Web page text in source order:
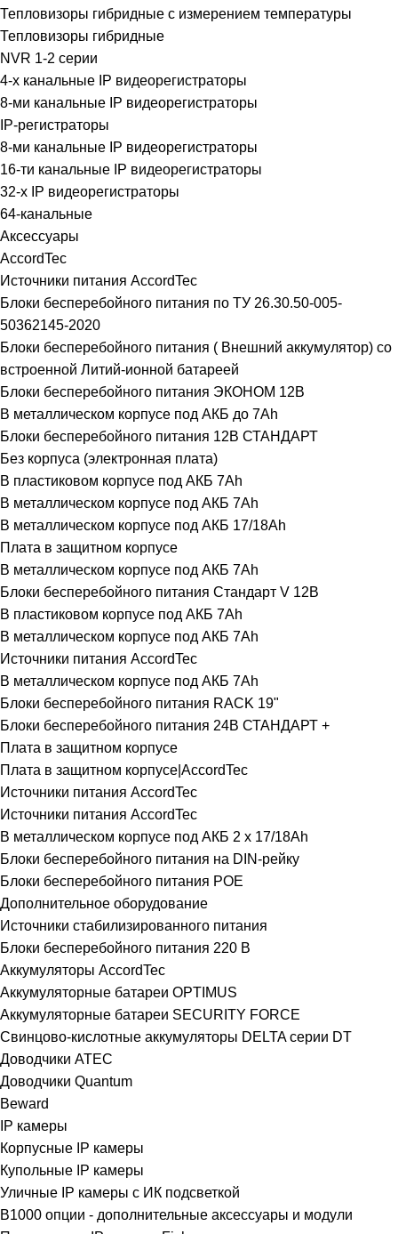
Тепловизоры гибридные c измерением температуры
Тепловизоры гибридные
NVR 1-2 серии
4-х канальные IP видеорегистраторы
8-ми канальные IP видеорегистраторы
IP-регистраторы
8-ми канальные IP видеорегистраторы
16-ти канальные IP видеорегистраторы
32-х IP видеорегистраторы
64-канальные
Аксессуары
AccordTec
Источники питания AccordTec
Блоки бесперебойного питания по ТУ 26.30.50-005-
50362145-2020
Блоки бесперебойного питания ( Внешний аккумулятор) со
встроенной Литий-ионной батареей
Блоки бесперебойного питания ЭКОНОМ 12В
В металлическом корпусе под АКБ до 7Ah
Блоки бесперебойного питания 12В СТАНДАРТ
Без корпуса (электронная плата)
В пластиковом корпусе под АКБ 7Ah
В металлическом корпусе под АКБ 7Ah
В металлическом корпусе под АКБ 17/18Ah
Плата в защитном корпусе
В металлическом корпусе под АКБ 7Ah
Блоки бесперебойного питания Стандарт V 12В
В пластиковом корпусе под АКБ 7Ah
В металлическом корпусе под АКБ 7Ah
Источники питания AccordTec
В металлическом корпусе под АКБ 7Ah
Блоки бесперебойного питания RACK 19"
Блоки бесперебойного питания 24В СТАНДАРТ +
Плата в защитном корпусе
Плата в защитном корпусе|AccordTec
Источники питания AccordTec
Источники питания AccordTec
В металлическом корпусе под АКБ 2 х 17/18Ah
Блоки бесперебойного питания на DIN-рейку
Блоки бесперебойного питания POE
Дополнительное оборудование
Источники стабилизированного питания
Блоки бесперебойного питания 220 B
Аккумуляторы AccordTec
Аккумуляторные батареи OPTIMUS
Аккумуляторные батареи SECURITY FORCE
Свинцово-кислотные аккумуляторы DELTA серии DT
Доводчики ATEC
Доводчики Quantum
Beward
IP камеры
Корпусные IP камеры
Купольные IP камеры
Уличные IP камеры с ИК подсветкой
B1000 опции - дополнительные аксессуары и модули